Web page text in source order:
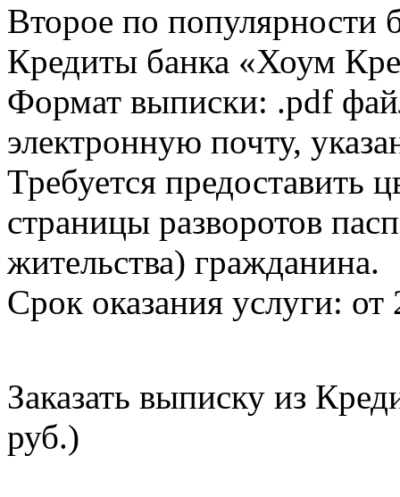
Второе по популярности
Кредиты банка «Хоум
Формат выписки: .pdf
электронную почту,
Требуется предоставить
страницы разворотов
жительства) гражданина.
Срок оказания услуги: от
Заказать выписку из
руб.)